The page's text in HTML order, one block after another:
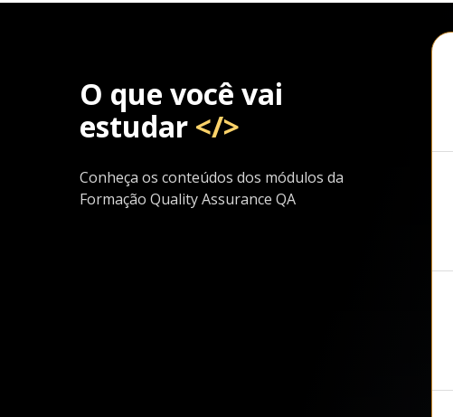
O que você vai
estudar </>
Conheça os conteúdos dos módulos da
Formação Quality Assurance QA